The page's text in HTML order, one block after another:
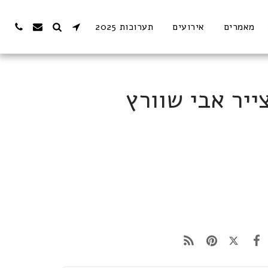
מאמרים אירועים תערוכות 2025
אבי שוורץ